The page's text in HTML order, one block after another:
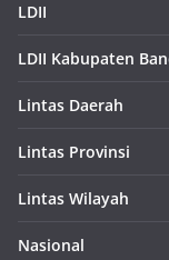
LDII
LDII Kabupaten
Lintas Daerah
Lintas Provinsi
Lintas Wilayah
Nasional